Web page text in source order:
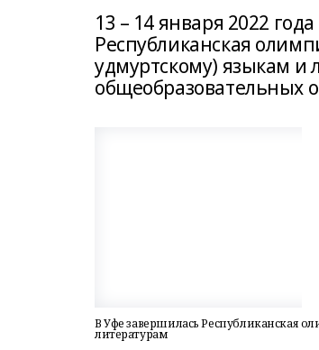
13 – 14 января 2022
Республиканская
удмуртскому) языкам и
общеобразовательных
В Уфе завершилась Республиканская
литературам